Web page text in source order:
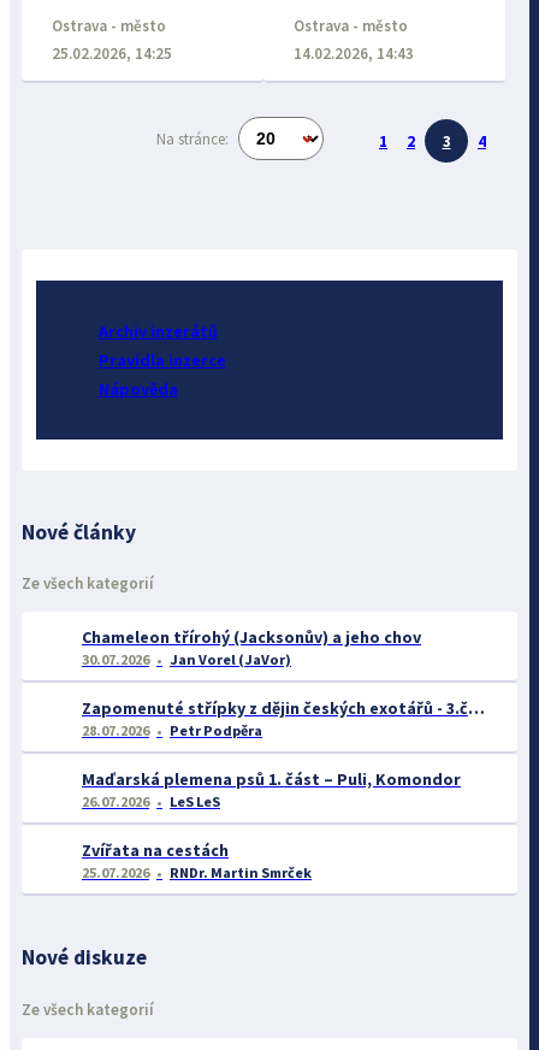
Ostrava - město
25.02.2026, 14:25
Ostrava - město
14.02.2026, 14:43
Na stránce: 1 2 3 4
Archiv inzerátů
Pravidla inzerce
Nápověda
Nové články
Ze všech kategorií
Chameleon třírohý (Jacksonův) a jeho chov
30.07.2026 Jan Vorel (JaVor)
Zapomenuté střípky z dějin českých exotářů - 3.část
28.07.2026 Petr Podpěra
Maďarská plemena psů 1. část – Puli, Komondor
26.07.2026 LeS LeS
Zvířata na cestách
25.07.2026 RNDr. Martin Smrček
Nové diskuze
Ze všech kategorií